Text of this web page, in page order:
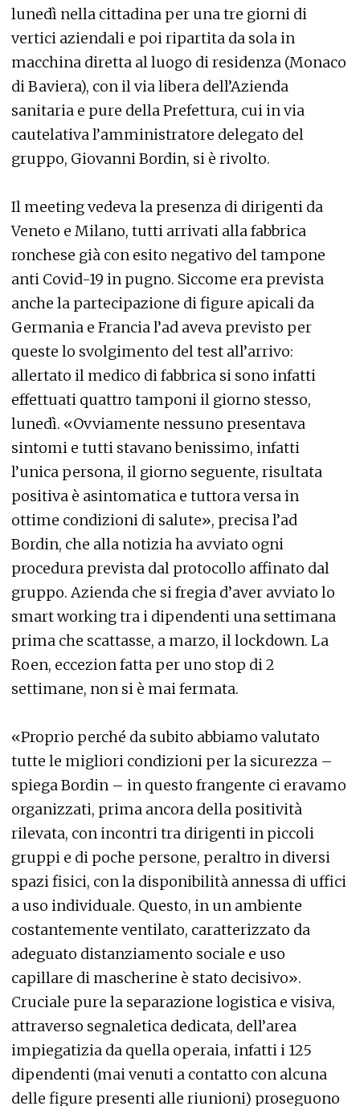
lunedì nella cittadina per una tre giorni di
vertici aziendali e poi ripartita da sola in
macchina diretta al luogo di residenza (Monaco
di Baviera), con il via libera dell’Azienda
sanitaria e pure della Prefettura, cui in via
cautelativa l’amministratore delegato del
gruppo, Giovanni Bordin, si è rivolto.
Il meeting vedeva la presenza di dirigenti da
Veneto e Milano, tutti arrivati alla fabbrica
ronchese già con esito negativo del tampone
anti Covid-19 in pugno. Siccome era prevista
anche la partecipazione di figure apicali da
Germania e Francia l’ad aveva previsto per
queste lo svolgimento del test all’arrivo:
allertato il medico di fabbrica si sono infatti
effettuati quattro tamponi il giorno stesso,
lunedì. «Ovviamente nessuno presentava
sintomi e tutti stavano benissimo, infatti
l’unica persona, il giorno seguente, risultata
positiva è asintomatica e tuttora versa in
ottime condizioni di salute», precisa l’ad
Bordin, che alla notizia ha avviato ogni
procedura prevista dal protocollo affinato dal
gruppo. Azienda che si fregia d’aver avviato lo
smart working tra i dipendenti una settimana
prima che scattasse, a marzo, il lockdown. La
Roen, eccezion fatta per uno stop di 2
settimane, non si è mai fermata.
«Proprio perché da subito abbiamo valutato
tutte le migliori condizioni per la sicurezza –
spiega Bordin – in questo frangente ci eravamo
organizzati, prima ancora della positività
rilevata, con incontri tra dirigenti in piccoli
gruppi e di poche persone, peraltro in diversi
spazi fisici, con la disponibilità annessa di uffici
a uso individuale. Questo, in un ambiente
costantemente ventilato, caratterizzato da
adeguato distanziamento sociale e uso
capillare di mascherine è stato decisivo».
Cruciale pure la separazione logistica e visiva,
attraverso segnaletica dedicata, dell’area
impiegatizia da quella operaia, infatti i 125
dipendenti (mai venuti a contatto con alcuna
delle figure presenti alle riunioni) proseguono